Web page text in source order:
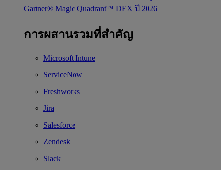
Gartner® Magic Quadrant™ DEX ปี 2026
การผสานรวมที่สำคัญ
Microsoft Intune
ServiceNow
Freshworks
Jira
Salesforce
Zendesk
Slack